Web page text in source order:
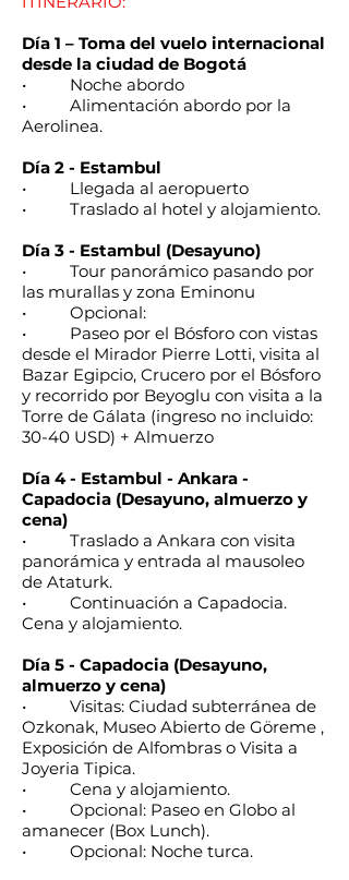
Día 1 – Toma del vuelo internacional
desde la ciudad de Bogotá
• Noche abordo
• Alimentación abordo por la
Aerolinea.
Día 2 - Estambul
• Llegada al aeropuerto
• Traslado al hotel y alojamiento.
Día 3 - Estambul (Desayuno)
• Tour panorámico pasando por
las murallas y zona Eminonu
• Opcional:
• Paseo por el Bósforo con vistas
desde el Mirador Pierre Lotti, visita al
Bazar Egipcio, Crucero por el Bósforo
y recorrido por Beyoglu con visita a la
Torre de Gálata (ingreso no incluido:
30-40 USD) + Almuerzo
Día 4 - Estambul - Ankara -
Capadocia (Desayuno, almuerzo y
cena)
• Traslado a Ankara con visita
panorámica y entrada al mausoleo
de Ataturk.
• Continuación a Capadocia.
Cena y alojamiento.
Día 5 - Capadocia (Desayuno,
almuerzo y cena)
• Visitas: Ciudad subterránea de
Ozkonak, Museo Abierto de Göreme ,
Exposición de Alfombras o Visita a
Joyeria Tipica.
• Cena y alojamiento.
• Opcional: Paseo en Globo al
amanecer (Box Lunch).
• Opcional: Noche turca.